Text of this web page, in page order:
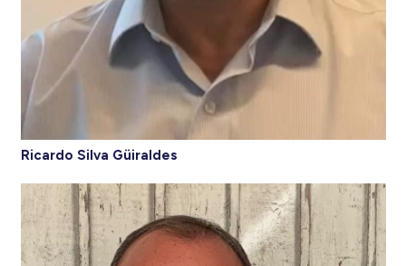
Ricardo Silva Güiraldes